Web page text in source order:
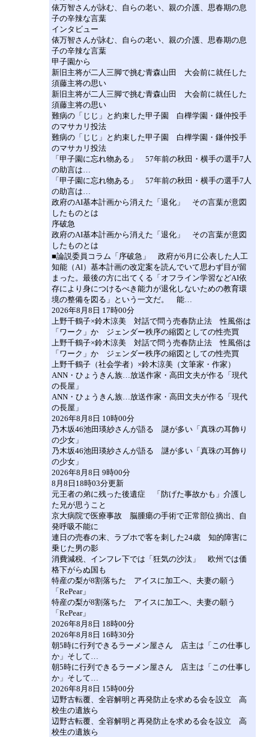
俵万智さんが詠む、自らの老い、親の介護、思春期の息
子の辛辣な言葉
インタビュー
俵万智さんが詠む、自らの老い、親の介護、思春期の息
子の辛辣な言葉
甲子園から
新旧主将が二人三脚で挑む青森山田 大会前に就任した
須藤主将の思い
新旧主将が二人三脚で挑む青森山田 大会前に就任した
須藤主将の思い
難病の「じじ」と約束した甲子園 白樺学園・鎌仲投手
のマサカリ投法
難病の「じじ」と約束した甲子園 白樺学園・鎌仲投手
のマサカリ投法
「甲子園に忘れ物ある」 57年前の秋田・横手の選手7人
の助言は…
「甲子園に忘れ物ある」 57年前の秋田・横手の選手7人
の助言は…
政府のAI基本計画から消えた「退化」 その言葉が意図
したものとは
序破急
政府のAI基本計画から消えた「退化」 その言葉が意図
したものとは
■論説委員コラム「序破急」 政府が6月に公表した人工
知能（AI）基本計画の改定案を読んでいて思わず目が留
まった。最後の方に出てくる「オフライン学習などAI依
存により身につけるべき能力が退化しないための教育環
境の整備を図る」という一文だ。 能…
2026年8月8日 17時00分
上野千鶴子×鈴木涼美 対話で問う売春防止法 性風俗は
「ワーク」か ジェンダー秩序の縮図としての性売買
上野千鶴子×鈴木涼美 対話で問う売春防止法 性風俗は
「ワーク」か ジェンダー秩序の縮図としての性売買
上野千鶴子（社会学者）×鈴木涼美（文筆家・作家）
ANN・ひょうきん族…放送作家・高田文夫が作る「現代
の長屋」
ANN・ひょうきん族…放送作家・高田文夫が作る「現代
の長屋」
2026年8月8日 10時00分
乃木坂46池田瑛紗さんが語る 謎が多い「真珠の耳飾り
の少女」
乃木坂46池田瑛紗さんが語る 謎が多い「真珠の耳飾り
の少女」
2026年8月8日 9時00分
8月8日18時03分更新
元王者の弟に残った後遺症 「防げた事故かも」介護し
た兄が思うこと
京大病院で医療事故 脳腫瘍の手術で正常部位摘出、自
発呼吸不能に
連日の売春の末、ラブホで客を刺した24歳 知的障害に
乗じた男の影
消費減税、インフレ下では「狂気の沙汰」 欧州では価
格下がらぬ国も
特産の梨が8割落ちた アイスに加工へ、夫妻の願う
「RePear」
特産の梨が8割落ちた アイスに加工へ、夫妻の願う
「RePear」
2026年8月8日 18時00分
2026年8月8日 16時30分
朝5時に行列できるラーメン屋さん 店主は「この仕事し
か」そして…
朝5時に行列できるラーメン屋さん 店主は「この仕事し
か」そして…
2026年8月8日 15時00分
辺野古転覆、全容解明と再発防止を求める会を設立 高
校生の遺族ら
辺野古転覆、全容解明と再発防止を求める会を設立 高
校生の遺族ら